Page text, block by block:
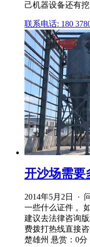
己机器设备还有
联系电话: 180
开沙场需要
2014年5月2日 ·
一些什么证件 。
建议去法律咨询
费拨打热线直接
楚雄州 悬赏：0分